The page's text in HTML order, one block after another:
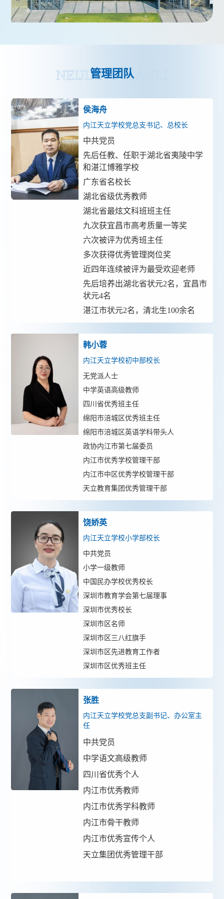
NEIJIANG TIANLI
管理团队
侯海舟
内江天立学校党总支书记、总校长
中共党员
先后任教、任职于湖北省夷陵中学
和湛江博雅学校
广东省名校长
湖北省级优秀教师
湖北省最炫文科班班主任
九次获宜昌市高考质量一等奖
六次被评为优秀班主任
多次获得优秀管理岗位奖
近四年连续被评为最受欢迎老师
先后培养出湖北省状元2名，宜昌市
状元4名
湛江市状元2名，清北生100余名
韩小蓉
内江天立学校初中部校长
无党派人士
中学英语高级教师
四川省优秀班主任
绵阳市涪城区优秀班主任
绵阳市涪城区英语学科带头人
政协内江市第七届委员
内江市优秀学校管理干部
内江市中区优秀学校管理干部
天立教育集团优秀管理干部
饶娇英
内江天立学校小学部校长
中共党员
小学一级教师
中国民办学校优秀校长
深圳市教育学会第七届理事
深圳市优秀校长
深圳市区名师
深圳市区三八红旗手
深圳市区先进教育工作者
深圳市区优秀班主任
张胜
内江天立学校党总支副书记、办公室主
任
中共党员
中学语文高级教师
四川省优秀个人
内江市优秀教师
内江市优秀学科教师
内江市骨干教师
内江市优秀宣传个人
天立集团优秀管理干部